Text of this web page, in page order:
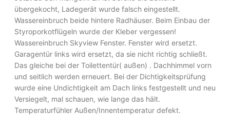
übergekocht, Ladegerät wurde falsch eingestellt.
Wassereinbruch beide hintere Radhäuser. Beim Einbau der
Styroporkotflügeln wurde der Kleber vergessen!
Wassereinbruch Skyview Fenster. Fenster wird ersetzt.
Garagentür links wird ersetzt, da sie nicht richtig schließt.
Das gleiche bei der Toilettentür( außen) . Dachhimmel vorn
und seitlich werden erneuert. Bei der Dichtigkeitsprüfung
wurde eine Undichtigkeit am Dach links festgestellt und neu
Versiegelt, mal schauen, wie lange das hält.
Temperaturfühler Außen/Innentemperatur defekt.